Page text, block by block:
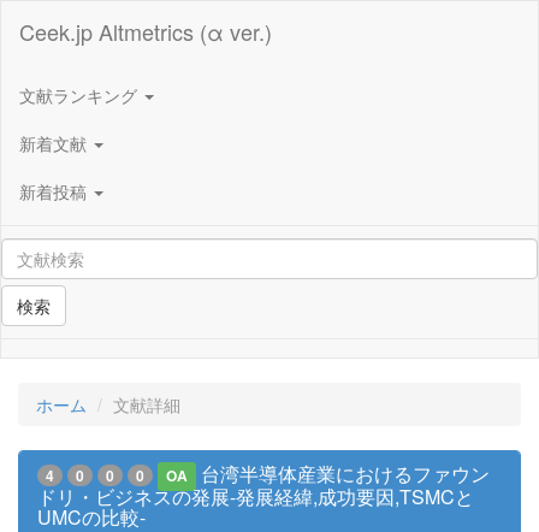
Ceek.jp Altmetrics (α ver.)
文献ランキング
新着文献
新着投稿
検索
ホーム 文献詳細
4 0 0 0 OA
台湾半導体産業におけるファウン
ドリ・ビジネスの発展-発展経緯,成功要因,TSMCと
UMCの比較-